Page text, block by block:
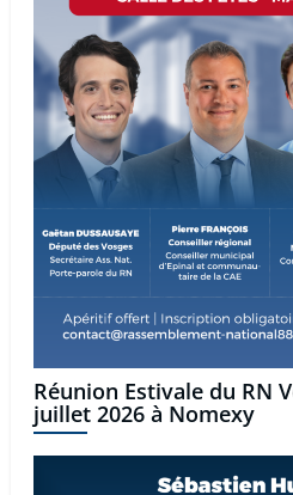
Réunion Estivale du RN
juillet 2026 à Nomexy